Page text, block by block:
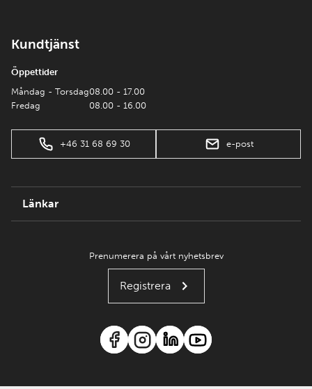
Kundtjänst
Öppettider
Måndag - Torsdag
Fredag
08.00 - 17.00
08.00 - 16.00
+46 31 68 69 30 e-post
Länkar
Prenumerera på vårt nyhetsbrev
Registrera